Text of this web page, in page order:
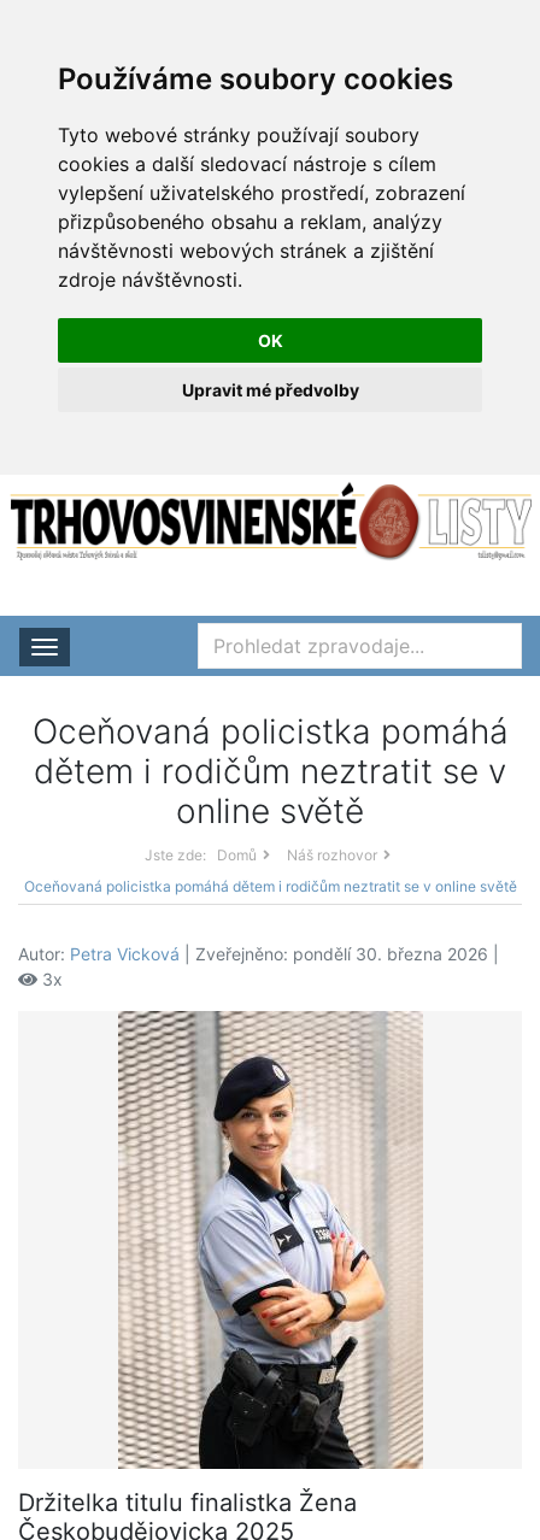
Používáme soubory cookies
Tyto webové stránky používají soubory
cookies a další sledovací nástroje s cílem
vylepšení uživatelského prostředí, zobrazení
přizpůsobeného obsahu a reklam, analýzy
návštěvnosti webových stránek a zjištění
zdroje návštěvnosti.
OK
Upravit mé předvolby
Rozbalit nabídku
Oceňovaná policistka pomáhá
dětem i rodičům neztratit se v
online světě
Jste zde: Domů
Náš rozhovor
Oceňovaná policistka pomáhá dětem i rodičům neztratit se v online světě
Autor: Petra Vicková | Zveřejněno: pondělí 30. března 2026 |
3x
Držitelka titulu finalistka Žena
Českobudějovicka 2025